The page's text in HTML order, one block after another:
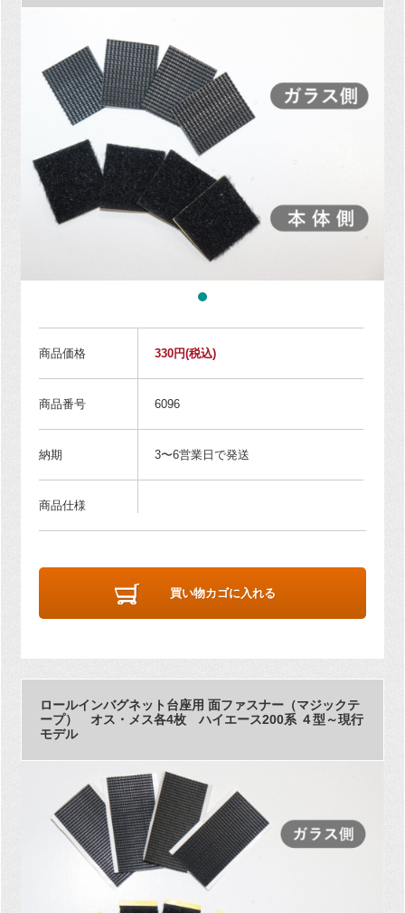
商品価格 330円(税込)
商品番号 6096
納期 3〜6営業日で発送
商品仕様
買い物カゴに入れる
ロールインバグネット台座用 面ファスナー（マジックテ
ープ） オス・メス各4枚 ハイエース200系 ４型～現行
モデル